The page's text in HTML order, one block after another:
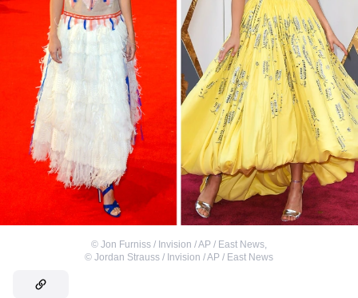
© Jon Furniss / Invision / AP / East News,
© Jordan Strauss / Invision / AP / East News